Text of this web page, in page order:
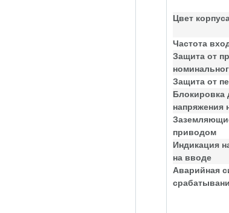
Цвет
Частота
Защита от
Защита от
Блокировка
напряжения
приводом
Индикация
на вводе
Аварийная